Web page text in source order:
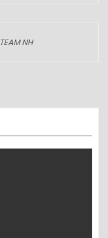
TEAM NH